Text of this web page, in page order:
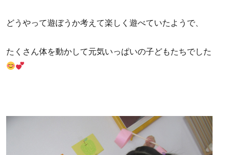
どうやって遊ぼうか考えて楽しく遊べていたようで、
たくさん体を動かして元気いっぱいの子どもたちでした